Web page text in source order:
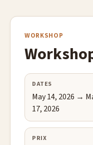
WORKSHOP
DATES
May 14, 2026 →
17, 2026
PRIX